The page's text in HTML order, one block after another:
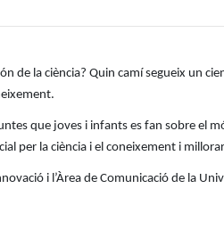
de la ciència? Quin camí segueix un
que joves i infants es fan sobre el
per la ciència i el coneixement i
i l’Àrea de Comunicació de la